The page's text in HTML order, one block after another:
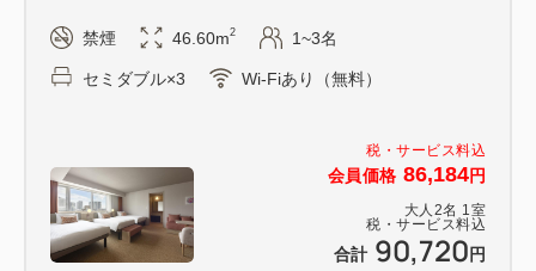
税・サービス料込
会員価格 86,184円
大人 2名 1 室
税・サービス料込
合計 90,720円
禁煙 46.60m2 1~3名
セミダブル×3 Wi-Fiあり（無料）